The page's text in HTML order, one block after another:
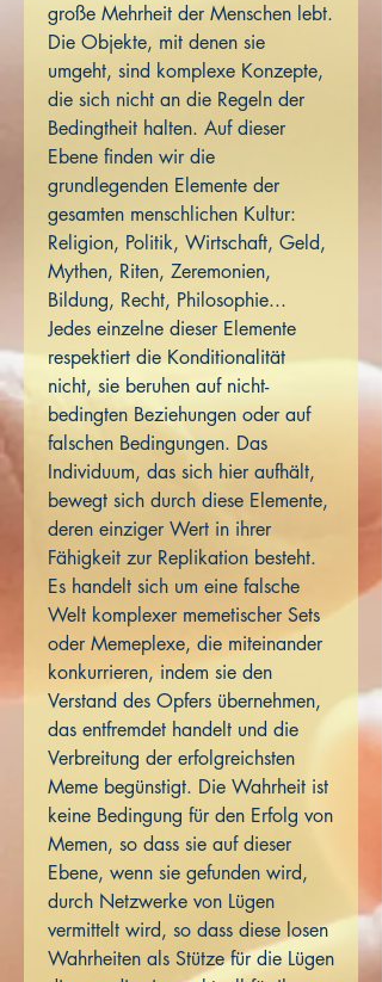
große Mehrheit der Menschen lebt.
Die Objekte, mit denen sie
umgeht, sind komplexe Konzepte,
die sich nicht an die Regeln der
Bedingtheit halten. Auf dieser
Ebene finden wir die
grundlegenden Elemente der
gesamten menschlichen Kultur:
Religion, Politik, Wirtschaft, Geld,
Mythen, Riten, Zeremonien,
Bildung, Recht, Philosophie...
Jedes einzelne dieser Elemente
respektiert die Konditionalität
nicht, sie beruhen auf nicht-
bedingten Beziehungen oder auf
falschen Bedingungen. Das
Individuum, das sich hier aufhält,
bewegt sich durch diese Elemente,
deren einziger Wert in ihrer
Fähigkeit zur Replikation besteht.
Es handelt sich um eine falsche
Welt komplexer memetischer Sets
oder Memeplexe, die miteinander
konkurrieren, indem sie den
Verstand des Opfers übernehmen,
das entfremdet handelt und die
Verbreitung der erfolgreichsten
Meme begünstigt. Die Wahrheit ist
keine Bedingung für den Erfolg von
Memen, so dass sie auf dieser
Ebene, wenn sie gefunden wird,
durch Netzwerke von Lügen
vermittelt wird, so dass diese losen
Wahrheiten als Stütze für die Lügen